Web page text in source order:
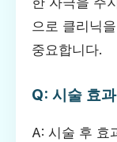
으로 클리닉
중요합니다.
Q: 시술 효
A: 시술 후 효